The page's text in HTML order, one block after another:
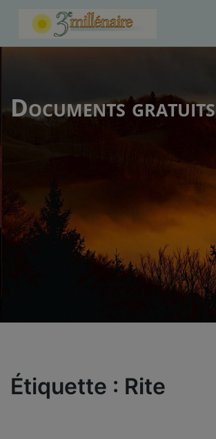
Documents gratuits
Étiquette : Rite